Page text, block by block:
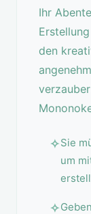
Ihr
den
Sie
um